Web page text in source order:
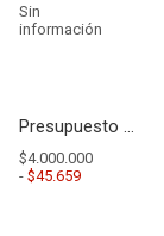
Sin
información
Presupuesto - Ingresos
$4.000.000
- $45.659